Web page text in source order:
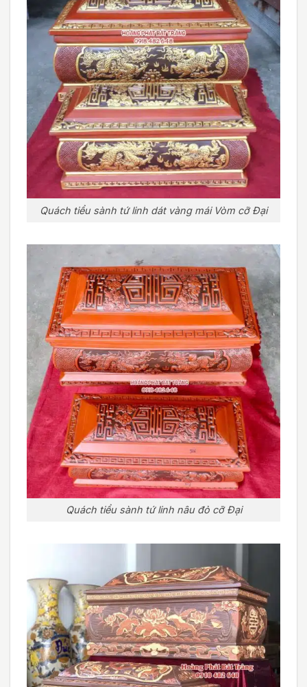
Quách tiểu sành tứ linh dát vàng mái Vòm cỡ Đại
Quách tiểu sành tứ linh nâu đỏ cỡ Đại